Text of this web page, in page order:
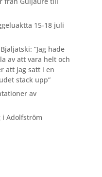
15-18 juli
”Jag hade
av att vara helt och
att jag satt i en
stack upp”
av
i Adolfström